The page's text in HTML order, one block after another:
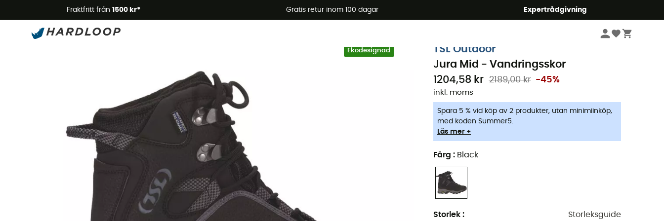
Fraktfritt från 1500 kr* Gratis retur inom 100 dagar Expertrådgivning
Sommarerbjudanden 🔥 -5 % EXTRA vid köp av 2 produkter* kod Summer5
Ekodesignad
TSL Outdoor
Jura Mid - Vandringsskor
1204,58 kr 2189,00 kr -45%
inkl. moms
Spara 5 % vid köp av 2 produkter, utan minimiinköp,
med koden Summer5.
Läs mer +
Färg : Black
Storlek : Storleksguide